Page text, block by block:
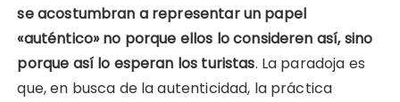
se acostumbran a representar un papel
«auténtico» no porque ellos lo consideren así, sino
porque así lo esperan los turistas. La paradoja es
que, en busca de la autenticidad, la práctica